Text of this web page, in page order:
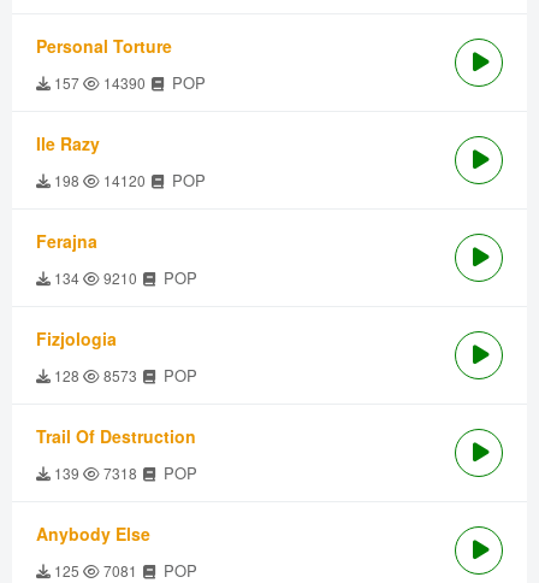
Personal Torture
157 14390 POP
Ile Razy
198 14120 POP
Ferajna
134 9210 POP
Fizjologia
128 8573 POP
Trail Of Destruction
139 7318 POP
Anybody Else
125 7081 POP